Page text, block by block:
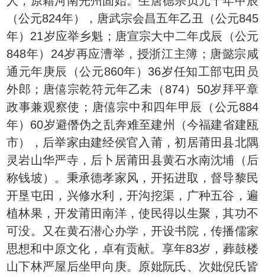
（公元824年），唐武宗会昌五年乙丑（公元845
年）21岁应举乡魁；唐宣宗大中二年戊辰（公元
848年）24岁再应漕举，授浙江主簿；唐懿宗咸
通元年庚辰（公元860年）36岁任知工部屯田员
外郎；唐僖宗乾符元年乙未（874）50岁拜平章
政事兼观察使；唐僖宗中和四年甲辰（公元884
年）60岁避僭伪之乱奔难至建州（今福建省建瓯
市），后举家由建经侯官入莆，初居莆田县北隅
灵岩山华严寺，后卜居莆田县黄石水南沈埔（后
称钱坡）。秉承德孝家风，开拓进取，督导黎民
开垦屯田，兴修水利，开沟挖渠，广种五谷，遍
植林果，开发莆田南洋，使民得以生聚，其功不
可没。又在黄石潜心办学，开设书院，传播儒家
思想和中原文化，卓有贡献。享年83岁，葬鼓楼
山下林严屋后坐甲向庚。原妣阮氏、次妣倪氏皆